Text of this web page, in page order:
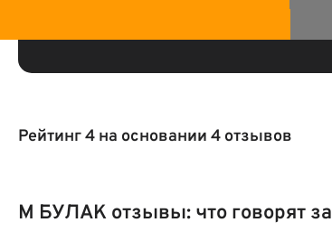
Рейтинг 4 на основании 4 отзывов
М БУЛАК отзывы: что говорят